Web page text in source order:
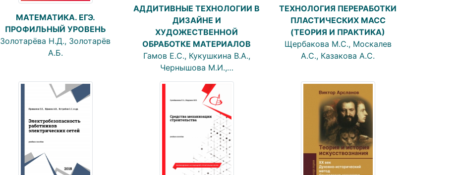
МАТЕМАТИКА. ЕГЭ.
ПРОФИЛЬНЫЙ УРОВЕНЬ
Золотарёва Н.Д., Золотарёв
А.Б.
АДДИТИВНЫЕ ТЕХНОЛОГИИ В
ДИЗАЙНЕ И
ХУДОЖЕСТВЕННОЙ
ОБРАБОТКЕ МАТЕРИАЛОВ
Гамов Е.С., Кукушкина В.А.,
Чернышова М.И.,…
ТЕХНОЛОГИЯ ПЕРЕРАБОТКИ
ПЛАСТИЧЕСКИХ МАСС
(ТЕОРИЯ И ПРАКТИКА)
Щербакова М.С., Москалев
А.С., Казакова А.С.